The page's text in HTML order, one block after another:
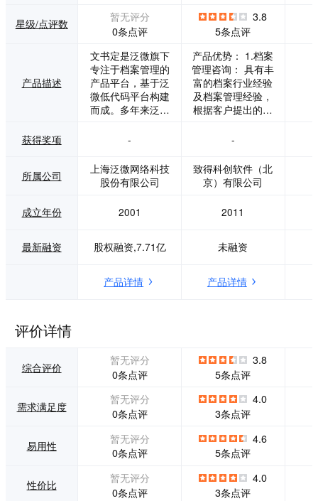
星级/点评数
暂无评分
0条点评
3.8
5条点评
产品描述
文书定是泛微旗下
专注于档案管理的
产品平台，基于泛
微低代码平台构建
而成。多年来泛微
业务应用场景的线
上化管理，但随着
数字化进程的加快
开展过程中所涉及
有效关联并加之利
组织面临的新挑
各个阶段的不同管
理要求，为组织的
档案管理提供全新
管理模式。
产品优势： 1.档案
管理咨询： 具有丰
富的档案行业经验
及档案管理经验，
根据客户提出的问
等相关咨询服务。
2.定制开发： 可根
据企事业单位具体
求，做出具有针对
专业研发团队对系
个性化需求。 3.系
输对接。 4.集成：
支持集成扫描仪和
高拍仪,可将纸质档
案扫描为电子档
案，直接存储于系
统中，并与档案目
录进行挂接；支持L
DAP/AD/DOMINO
用户集成；全面兼
容IE、火狐、谷歌
等主流浏览器。 5.
获得奖项 - -
所属公司
上海泛微网络科技
股份有限公司
致得科创软件（北
京）有限公司
成立年份 2001 2011
最新融资 股权融资,7.71亿 未融资
产品详情 产品详情
评价详情
综合评价
暂无评分
0条点评
3.8
5条点评
需求满足度
暂无评分
0条点评
4.0
3条点评
易用性
暂无评分
0条点评
4.6
5条点评
性价比
暂无评分
0条点评
4.0
3条点评